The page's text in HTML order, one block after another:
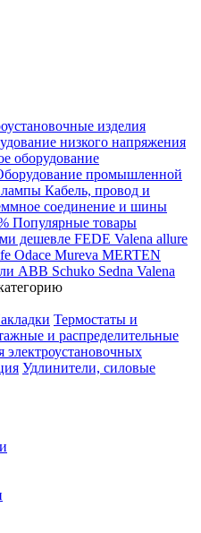
изделия
низкого напряжения
оборудование
промышленной
Кабель, провод и
соединение и шины
Популярные товары
дешевле FEDE Valena allure
Odace Mureva MERTEN
ABB Schuko Sedna Valena
Термостаты и
и распределительные
электроустановочных
Удлинители, силовые